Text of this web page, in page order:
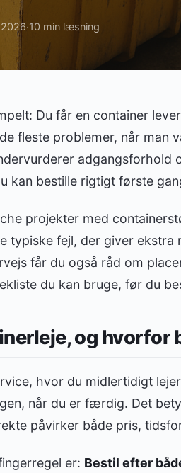
·10 min læsning
Du får en container
fleste problemer, når
adgangsforhold
kan bestille rigtigt første
projekter med
typiske fejl, der giver
får du også råd om
du kan bruge, før du
og hvorfor
hvor du midlertidigt
når du er færdig. Det
påvirker både pris,
er: Bestil efter